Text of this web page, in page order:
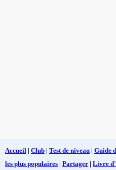
Accueil | Club | Test de niveau | Guide
les plus populaires | Partager | Livre